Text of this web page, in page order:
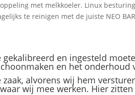
met melkkoeler. Linux
te reinigen met de juiste NEO
en ingesteld
en het onderhoud
alvorens wij hem
wij mee werken. Hier